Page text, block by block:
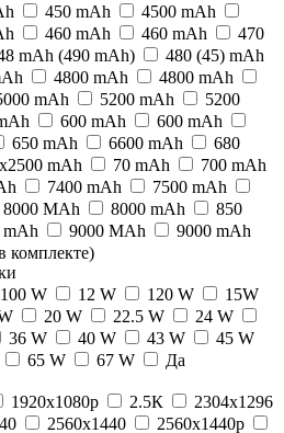
450 mАh
4500 mAh
460 mAh 460 mАh
470
mAh (490 mAh)
480 (45) mАh
4800 mAh
4800 mАh
mAh 5200 mAh
5200
600 mAh
600 mАh
650 mAh 6600 mAh
680
mAh 70 mAh
700 mAh
7400 mAh
7500 mAh
8000 MAh 8000 mAh
850
mАh 9000 MAh
9000 mAh
комплекте)
100 W 12 W 120 W
15W
20 W 22.5 W
24 W
36 W 40 W 43 W
45 W
65 W 67 W
Да
1920x1080p 2.5К
2304x1296
2560x1440
2560x1440p